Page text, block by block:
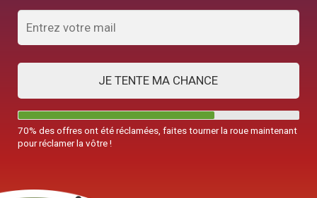
JE TENTE MA CHANCE
70% des offres ont été réclamées, faites tourner la roue maintenant
pour réclamer la vôtre !